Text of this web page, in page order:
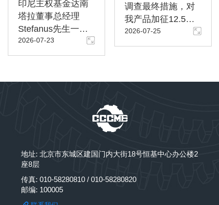
调查最终措施，对
我产品加征12.5%
关税
2026-07-25
印尼主权基金达南
塔拉董事总经理
Stefanus先生一行
到访商会
2026-07-23
地址: 北京市东城区建国门内大街18号恒基中心办公楼2
座8层
传真: 010-58280810 / 010-58280820
邮编: 100005